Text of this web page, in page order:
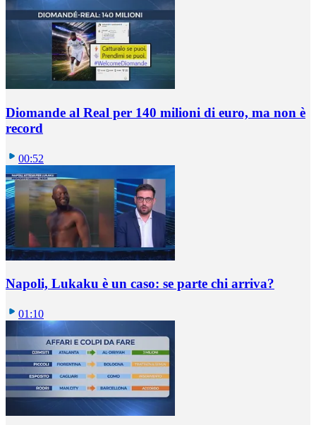
Diomande al Real per 140 milioni di euro, ma non è
record
00:52
Napoli, Lukaku è un caso: se parte chi arriva?
01:10